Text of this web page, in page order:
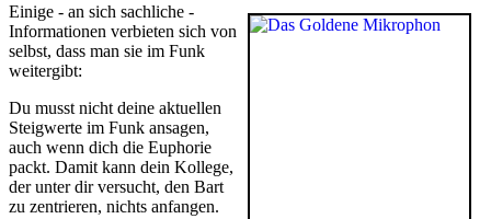
Einige - an sich sachliche -
Informationen verbieten sich von
selbst, dass man sie im Funk
weitergibt:
Du musst nicht deine aktuellen
Steigwerte im Funk ansagen,
auch wenn dich die Euphorie
packt. Damit kann dein Kollege,
der unter dir versucht, den Bart
zu zentrieren, nichts anfangen.